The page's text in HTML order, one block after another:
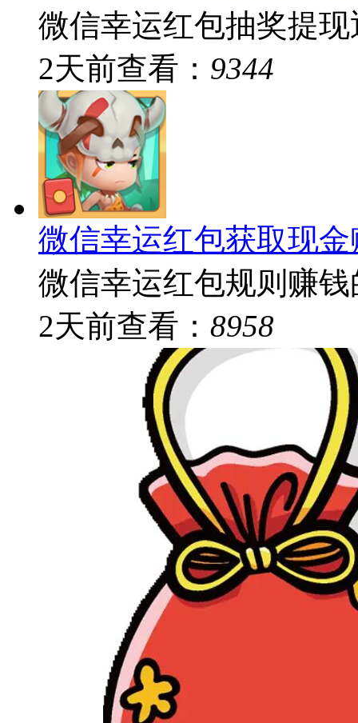
微信幸运红包抽奖提
2天前查看： 9344
微信幸运红包获取现
微信幸运红包规则赚
2天前查看： 8958